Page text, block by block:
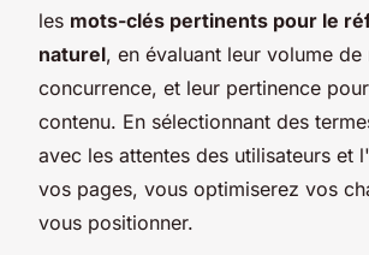
les mots-clés pertinents pour le
naturel, en évaluant leur volume de
concurrence, et leur pertinence
contenu. En sélectionnant des
avec les attentes des utilisateurs et
vos pages, vous optimiserez vos
vous positionner.